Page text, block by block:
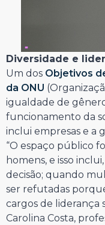
Diversidade e
Um dos Objetivos
da ONU
igualdade de
funcionamento da
inclui empresas e a
“O espaço público
homens, e isso
decisão; quando
ser refutadas
cargos de liderança
Carolina Costa,